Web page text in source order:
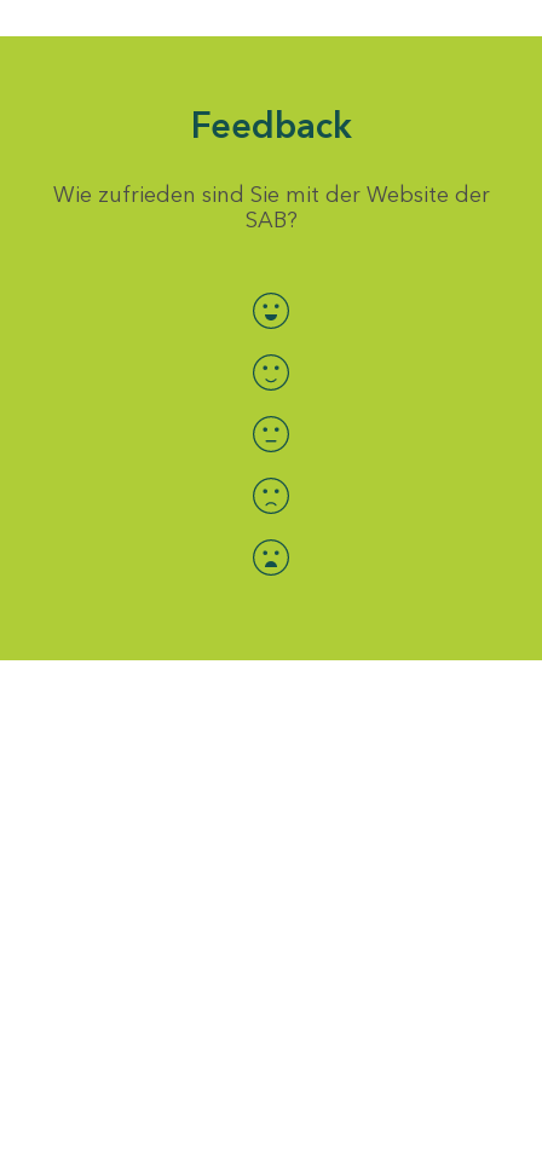
Feedback
Wie zufrieden sind Sie mit der Website der
SAB?
Bewertung auswählen